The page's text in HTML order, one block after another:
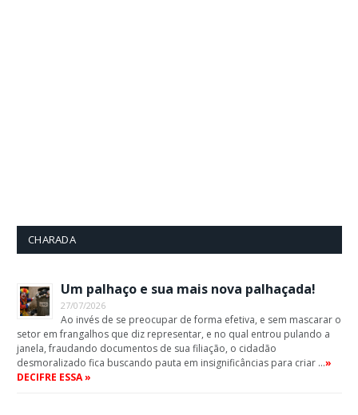
CHARADA
Um palhaço e sua mais nova palhaçada!
27/07/2026
Ao invés de se preocupar de forma efetiva, e sem mascarar o
setor em frangalhos que diz representar, e no qual entrou pulando a
janela, fraudando documentos de sua filiação, o cidadão
desmoralizado fica buscando pauta em insignificâncias para criar …»
DECIFRE ESSA »